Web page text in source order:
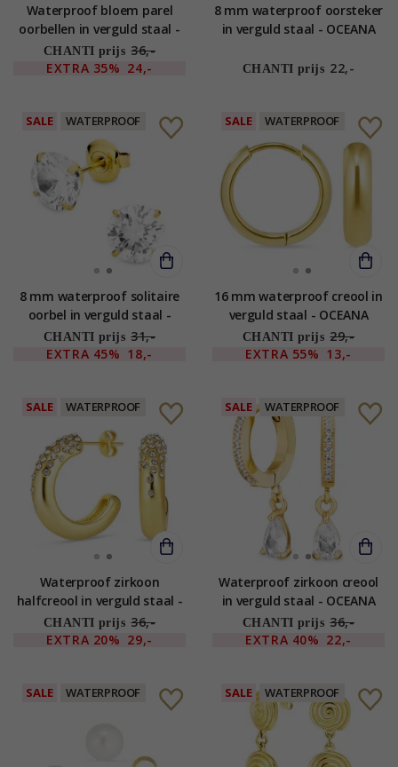
Waterproof bloem parel
oorbellen in verguld staal -
OCEANA
CHANTI prijs 36,-
EXTRA 35% 24,-
8 mm waterproof oorsteker
in verguld staal - OCEANA
CHANTI prijs 22,-
SALE WATERPROOF
8 mm waterproof solitaire
oorbel in verguld staal -
OCEANA
CHANTI prijs 31,-
EXTRA 45% 18,-
SALE WATERPROOF
16 mm waterproof creool in
verguld staal - OCEANA
CHANTI prijs 29,-
EXTRA 55% 13,-
SALE WATERPROOF
Waterproof zirkoon
halfcreool in verguld staal -
OCEANA
CHANTI prijs 36,-
EXTRA 20% 29,-
SALE WATERPROOF
Waterproof zirkoon creool
in verguld staal - OCEANA
CHANTI prijs 36,-
EXTRA 40% 22,-
SALE WATERPROOF SALE WATERPROOF